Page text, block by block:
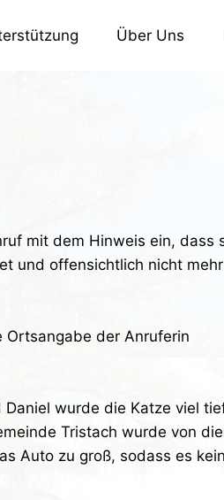
Über Uns
mit dem Hinweis ein, dass
und offensichtlich nicht mehr
Ortsangabe der Anruferin
Daniel wurde die Katze viel
Tristach wurde von
Auto zu groß, sodass es kein